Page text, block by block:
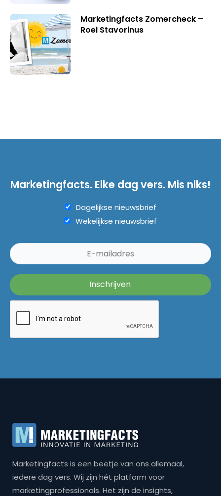
Marketingfacts Zomercheck –
Roel Stavorinus
Marketingfacts. Elke dag vers. Mis niks!
Dagelijkse nieuwsbrief
Wekelijkse nieuwsbrief
Marketingfacts is een beetje van ons allemaal,
iedere dag vers. Wij zijn hét platform voor
marketingprofessionals. Het zijn de insights,